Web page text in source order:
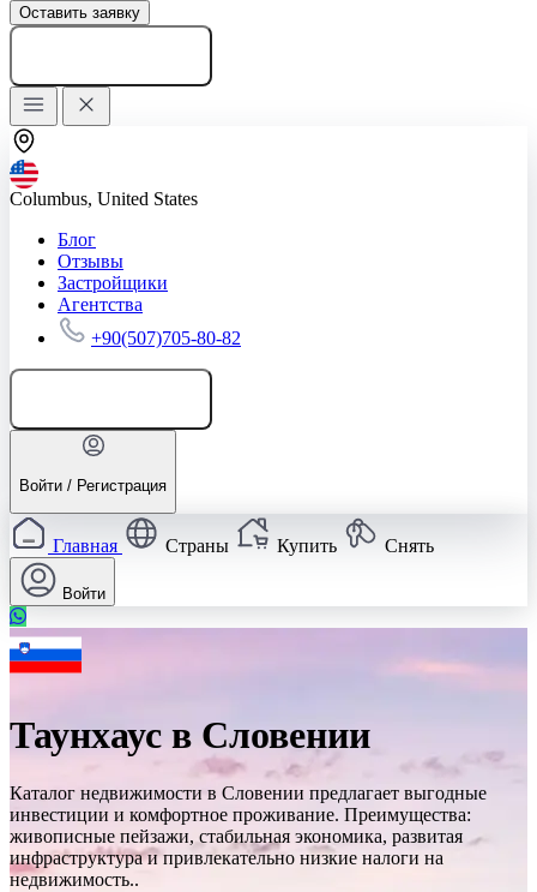
Оставить заявку
Columbus, United States
Блог
Отзывы
Застройщики
Агентства
+90(507)705-80-82
Войти / Регистрация
Главная Страны Купить Снять
Войти
Таунхаус в Словении
Каталог недвижимости в Словении предлагает выгодные
инвестиции и комфортное проживание. Преимущества:
живописные пейзажи, стабильная экономика, развитая
инфраструктура и привлекательно низкие налоги на
недвижимость..